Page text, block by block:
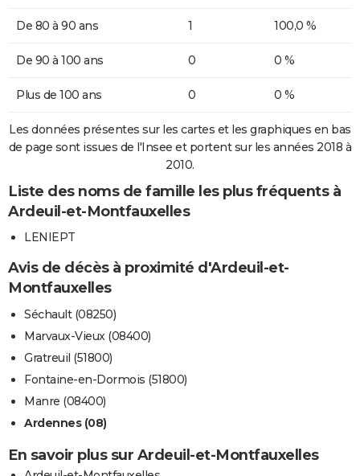
De 80 à 90 ans 1 100,0 %
De 90 à 100 ans 0 0 %
Plus de 100 ans 0 0 %
Les données présentes sur les cartes et les graphiques en bas
de page sont issues de l'Insee et portent sur les années 2018 à
2010.
Liste des noms de famille les plus fréquents à
Ardeuil-et-Montfauxelles
LENIEPT
Avis de décès à proximité d'Ardeuil-et-
Montfauxelles
Séchault (08250)
Marvaux-Vieux (08400)
Gratreuil (51800)
Fontaine-en-Dormois (51800)
Manre (08400)
Ardennes (08)
En savoir plus sur Ardeuil-et-Montfauxelles